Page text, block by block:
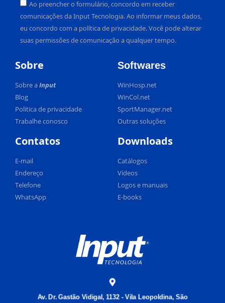
Ao preencher o formulário, concordo em receber
comunicações da Input Tecnologia. Ao informar meus dados,
eu concordo com a política de privacidade. Você pode alterar
suas permissões de comunicação a qualquer tempo.
Sobre
Sobre aInput
Blog
Politica de privacidade
Trabalhe conosco
Softwares
WinHosp.net
WinCol.net
SportManager.net
Outras soluções
Contatos
E-mail
Endereço
Telefone
WhatsApp
Downloads
Catálogos
Vídeos
Logos e manuais
E-books
Av. Dr. Gastão Vidigal, 1132 - Vila Leopoldina, São